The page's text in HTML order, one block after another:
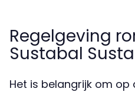
Regelgeving
Sustabal
Het is belangrijk om